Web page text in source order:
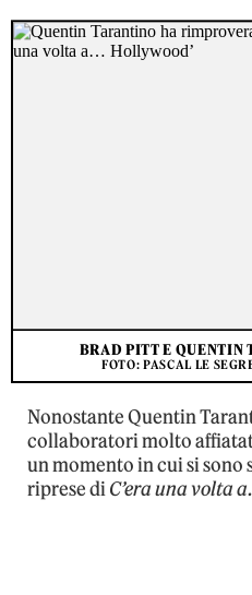
BRAD PITT E QUENTIN
FOTO: PASCAL LE
Nonostante Quentin
collaboratori molto
un momento in cui si
riprese diC’era una volta